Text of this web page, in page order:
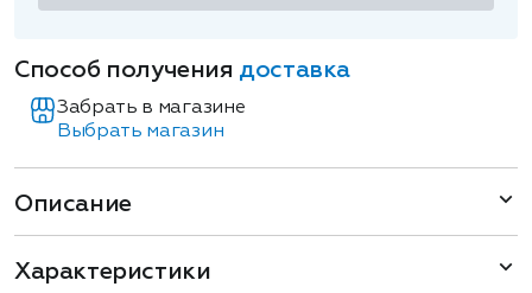
Способ получения доставка
Забрать в магазине
Выбрать магазин
Описание
Характеристики